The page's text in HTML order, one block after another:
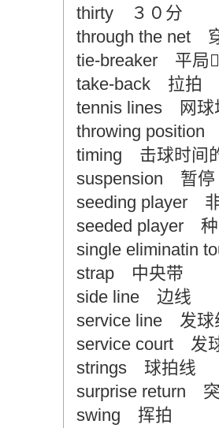
thirty ３０分
through the net
tie-breaker 平局
take-back 拉拍
tennis lines 网球
throwing position
timing 击球时间
suspension 暂停
seeding player
seeded player
single eliminatin
strap 中央带
side line 边线
service line 发球
service court 发
strings 球拍线
surprise return
swing 挥拍